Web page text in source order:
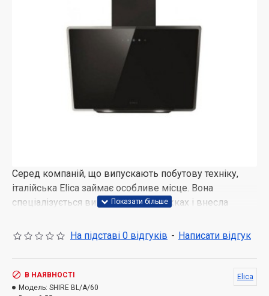
Серед компаній, що випускають побутову техніку,
італійська Elica займає особливе місце. Вона
спеціалізується виключно на витяжках і внесла
прилад в домінанту інтер'єру. Причому не тільки
нічну половини — і кухня органічно вписалася у
вітальню і їдальню, витяжка стала окрасою парадної
На підставі 0 відгуків - Написати відгук
В НАЯВНОСТІ
Модель: SHIRE BL/A/60
Elica